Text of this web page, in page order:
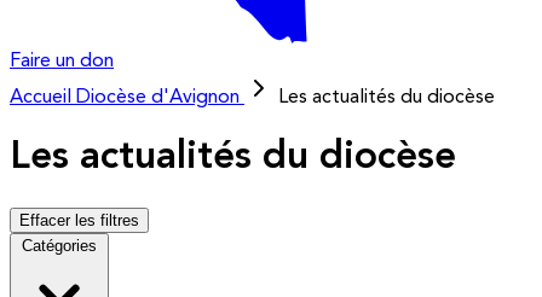
Faire un don
Accueil
Diocèse d'Avignon Les actualités du diocèse
Les actualités du diocèse
Effacer les filtres
Catégories